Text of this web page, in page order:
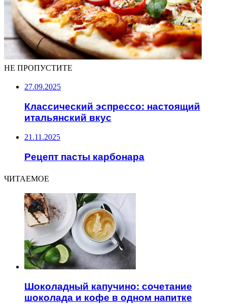
НЕ ПРОПУСТИТЕ
27.09.2025
Классический эспрессо: настоящий
итальянский вкус
21.11.2025
Рецепт пасты карбонара
ЧИТАЕМОЕ
Шоколадный капучино: сочетание
шоколада и кофе в одном напитке